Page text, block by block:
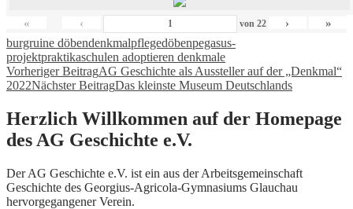
« ‹ von 22 › »
burgruine döbendenkmalpflegedöbenpegasus-
projektpraktikaschulen adoptieren denkmale
Beitragsnavigation
Vorheriger BeitragAG Geschichte als Aussteller auf der „Denkmal“
2022Nächster BeitragDas kleinste Museum Deutschlands
Herzlich Willkommen auf der Homepage
des AG Geschichte e.V.
Der AG Geschichte e.V. ist ein aus der Arbeitsgemeinschaft
Geschichte des Georgius-Agricola-Gymnasiums Glauchau
hervorgegangener Verein.